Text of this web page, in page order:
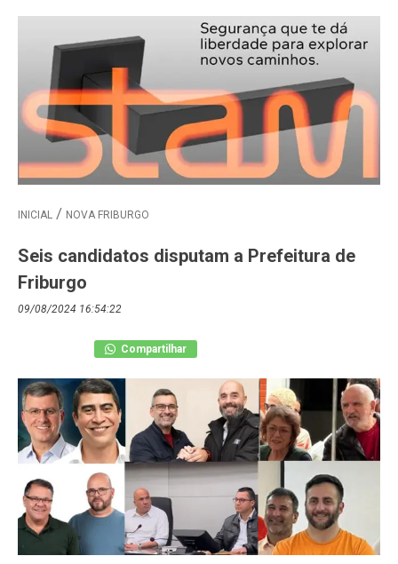
INICIAL NOVA FRIBURGO
Seis candidatos disputam a Prefeitura de
Friburgo
09/08/2024 16:54:22
Compartilhar